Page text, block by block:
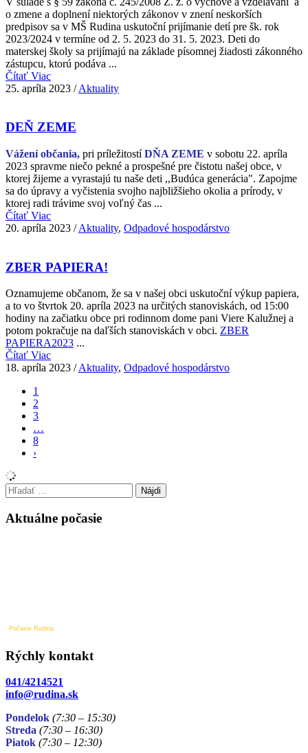
o zmene a doplnení niektorých zákonov v znení neskorších
predpisov sa v MŠ Rudina uskutoční prijímanie detí pre šk. rok
2023/2024 v termíne od 2. 5. 2023 do 31. 5. 2023. Deti do
materskej školy sa prijímajú na základe písomnej žiadosti zákonného
zástupcu, ktorú podáva ...
Čítať Viac
25. apríla 2023 /Aktuality
DEŇ ZEME
Vážení občania, pri príležitostíDŇA ZEME v sobotu 22. apríla
2023 spravme niečo pekné a prospešné pre čistotu našej obce, v
ktorej žijeme a vyrastajú tu naše deti ,,Budúca generácia". Zapojme
sa do úpravy a vyčistenia svojho najbližšieho okolia a prírody, v
ktorej radi trávime svoj voľný čas ...
Čítať Viac
20. apríla 2023 /Aktuality, Odpadové hospodárstvo
ZBER PAPIERA!
Oznamujeme občanom, že sa v našej obci uskutoční výkup papiera,
a to vo štvrtok 20. apríla 2023 na určitých stanoviskách, od 15:00
hodiny na začiatku obce pri rodinnom dome pani Viere Kalužnej a
potom pokračuje na daľších stanoviskách v obci. ZBER
PAPIERA2023 ...
Čítať Viac
18. apríla 2023 /Aktuality, Odpadové hospodárstvo
1
2
3
…
8
›
Hľadať:
Aktuálne počasie
Počasie Rudina
Rýchly kontakt
041/4214521
info@rudina.sk
Pondelok (7:30 – 15:30)
Streda (7:30 – 16:30)
Piatok (7:30 – 12:30)